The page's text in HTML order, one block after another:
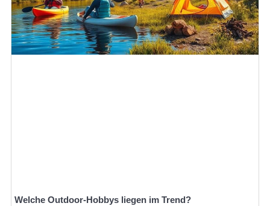
Welche Outdoor-Hobbys liegen im Trend?